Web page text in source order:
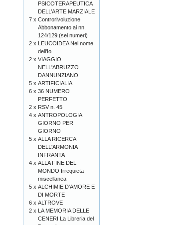
PSICOTERAPEUTICA
DELL’ARTE MARZIALE
7 x Controrivoluzione
Abbonamento ai nn.
124/129 (sei numeri)
2 x LEUCOIDEA Nel nome
dell'Io
2 x VIAGGIO
NELL'ABRUZZO
DANNUNZIANO
5 x ARTIFICIALIA
6 x 36 NUMERO
PERFETTO
2 x RSV n. 45
4 x ANTROPOLOGIA
GIORNO PER
GIORNO
5 x ALLA RICERCA
DELL'ARMONIA
INFRANTA
4 x ALLA FINE DEL
MONDO Irrequieta
miscellanea
5 x ALCHIMIE D'AMORE E
DI MORTE
6 x ALTROVE
2 x LA MEMORIA DELLE
CENERI La Libreria del